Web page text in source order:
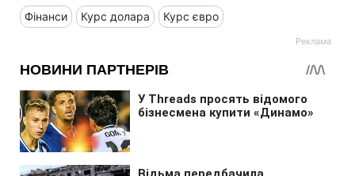
Фінанси Курс долара Курс євро